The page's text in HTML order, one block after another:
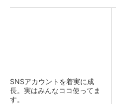
SNSアカウントを着実に成
長。実はみんなココ使ってま
す。